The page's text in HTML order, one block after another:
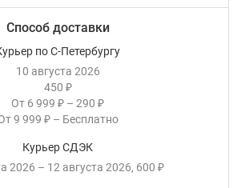
Способ доставки
по С-Петербургу
10 августа 2026
450 ₽
От 6 999 ₽ – 290 ₽
9 999 ₽ – Бесплатно
Курьер СДЭК
2026 – 12 августа 2026 600 ₽